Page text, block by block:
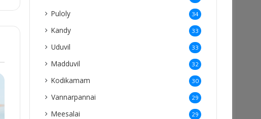
Puloly 34
Kandy 33
Uduvil 33
Madduvil 32
Kodikamam 30
Vannarpannai 29
Meesalai 29